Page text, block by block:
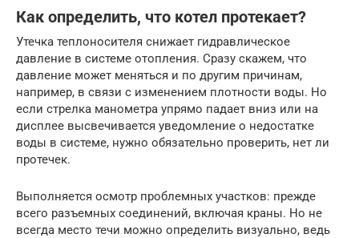
Как определить, что котел протекает?
Утечка теплоносителя снижает гидравлическое
давление в системе отопления. Сразу скажем, что
давление может меняться и по другим причинам,
например, в связи с изменением плотности воды. Но
если стрелка манометра упрямо падает вниз или на
дисплее высвечивается уведомление о недостатке
воды в системе, нужно обязательно проверить, нет ли
протечек.
Выполняется осмотр проблемных участков: прежде
всего разъемных соединений, включая краны. Но не
всегда место течи можно определить визуально, ведь